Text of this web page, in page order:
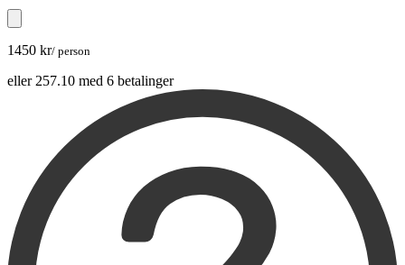
1450 kr/ person
eller 257.10 med 6 betalinger